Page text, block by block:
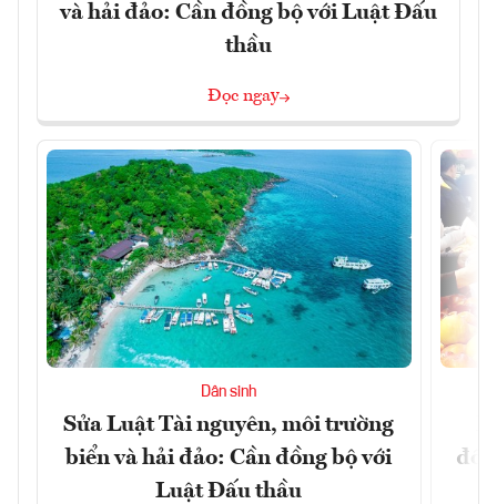
và hải đảo: Cần đồng bộ với Luật Đấu
thầu
Đọc ngay
Dân sinh
Sửa Luật Tài nguyên, môi trường
biển và hải đảo: Cần đồng bộ với
Luật Đấu thầu